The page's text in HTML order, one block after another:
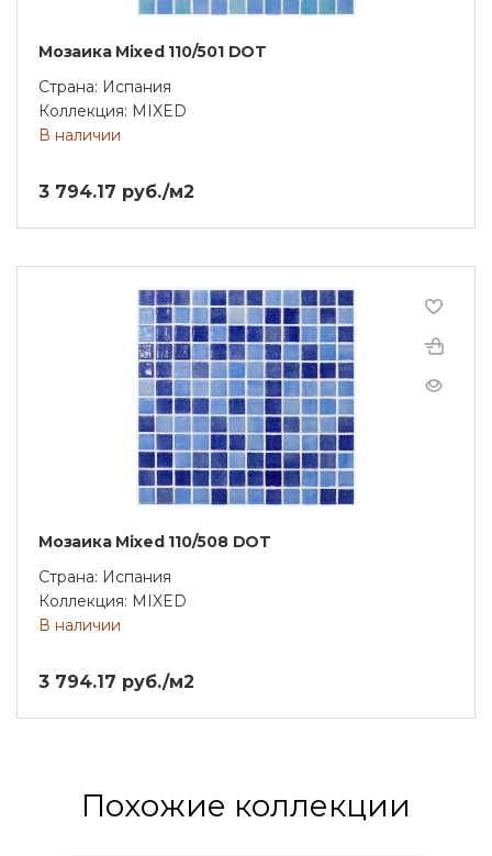
Мозаика Mixed 110/501 DOT
Страна: Испания
Коллекция: MIXED
В наличии
3 794.17 руб./м2
Мозаика Mixed 110/508 DOT
Страна: Испания
Коллекция: MIXED
В наличии
3 794.17 руб./м2
Похожие коллекции